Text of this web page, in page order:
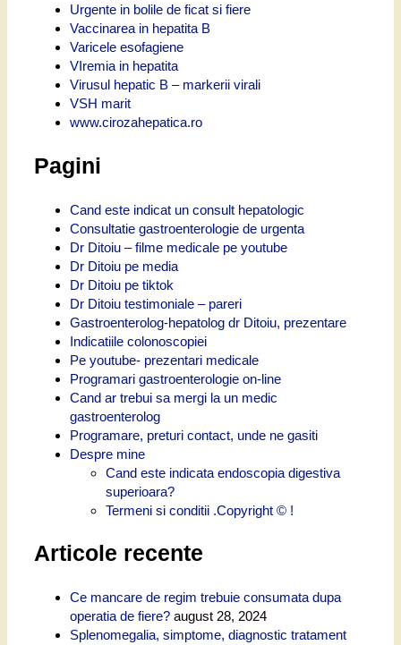
Urgente in bolile de ficat si fiere
Vaccinarea in hepatita B
Varicele esofagiene
VIremia in hepatita
Virusul hepatic B – markerii virali
VSH marit
www.cirozahepatica.ro
Pagini
Cand este indicat un consult hepatologic
Consultatie gastroenterologie de urgenta
Dr Ditoiu – filme medicale pe youtube
Dr Ditoiu pe media
Dr Ditoiu pe tiktok
Dr Ditoiu testimoniale – pareri
Gastroenterolog-hepatolog dr Ditoiu, prezentare
Indicatiile colonoscopiei
Pe youtube- prezentari medicale
Programari gastroenterologie on-line
Cand ar trebui sa mergi la un medic
gastroenterolog
Programare, preturi contact, unde ne gasiti
Despre mine
Cand este indicata endoscopia digestiva
superioara?
Termeni si conditii .Copyright © !
Articole recente
Ce mancare de regim trebuie consumata dupa
operatia de fiere? august 28, 2024
Splenomegalia, simptome, diagnostic tratament